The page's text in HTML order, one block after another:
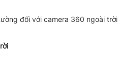
đối với camera 360 ngoài trời